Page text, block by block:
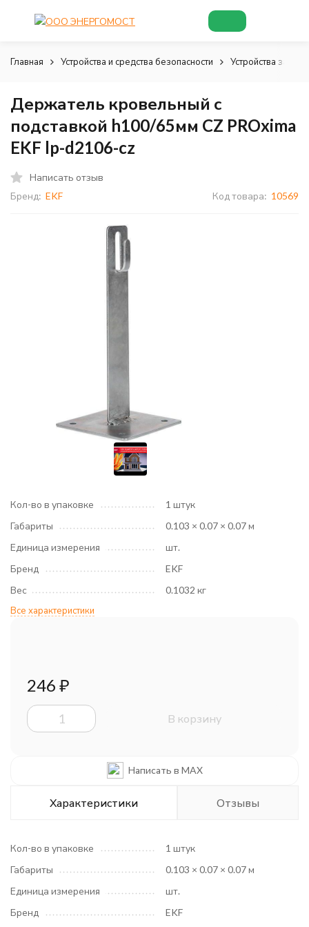
Главная Устройства и средства безопасности Устройства
Держатель кровельный с
подставкой h100/65мм CZ PROxima
EKF lp-d2106-cz
Написать отзыв
Бренд: EKF Код товара: 10569
Кол-во в упаковке
1 штук
Габариты
0.103 × 0.07 × 0.07 м
Единица измерения
шт.
Бренд
EKF
Вес
0.1032 кг
Все характеристики
246 ₽
В корзину
Написать в MAX
Характеристики Отзывы
Кол-во в упаковке
1 штук
Габариты
0.103 × 0.07 × 0.07 м
Единица измерения
шт.
Бренд
EKF